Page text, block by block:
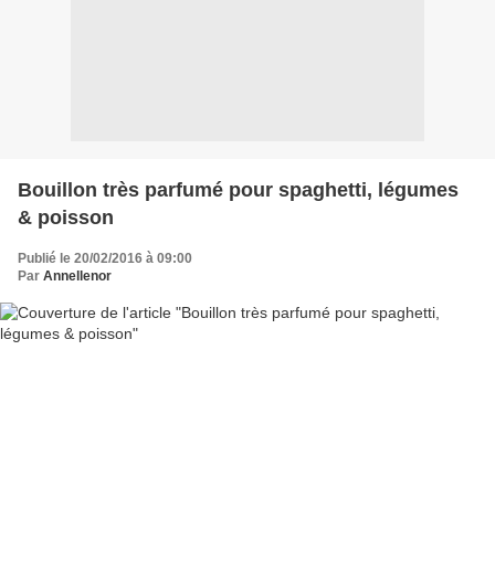
Bouillon très parfumé pour spaghetti, légumes
& poisson
Publié le 20/02/2016 à 09:00
Par Annellenor